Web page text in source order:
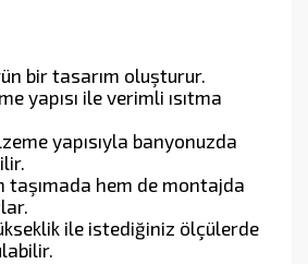
bir tasarım oluşturur.
yapısı ile verimli ısıtma
yapısıyla banyonuzda
taşımada hem de montajda
ile istediğiniz ölçülerde